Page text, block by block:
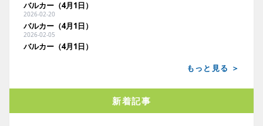
バルカー（4月1日）
2026-02-20
バルカー（4月1日）
2026-02-05
バルカー（4月1日）
もっと見る ＞
新着記事